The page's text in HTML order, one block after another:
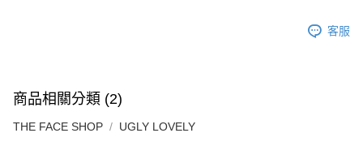
客服
商品相關分類 (2)
THE FACE SHOP UGLY LOVELY